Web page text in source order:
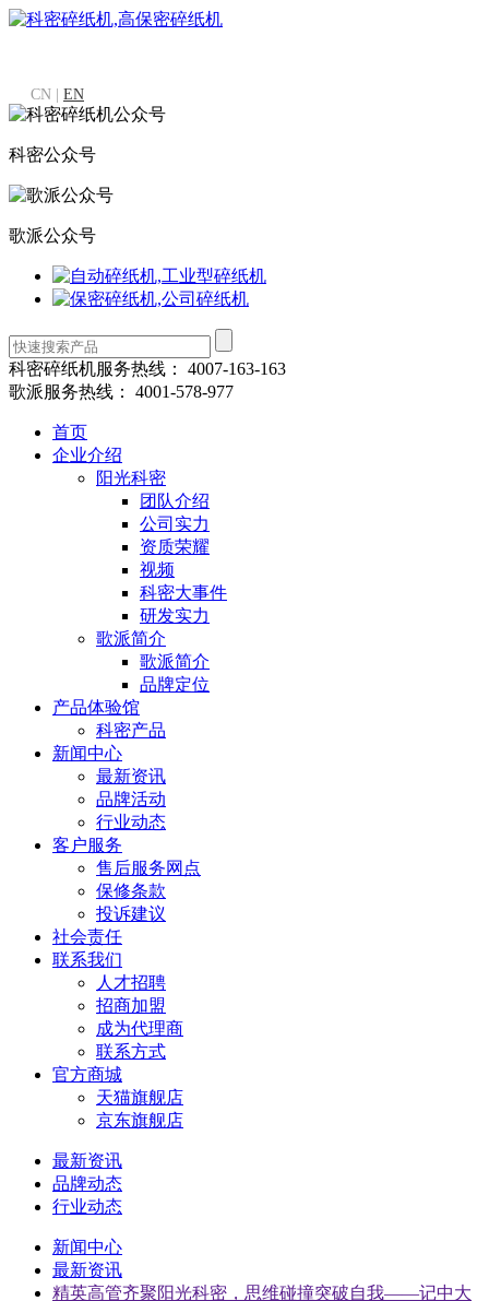
CN | EN
科密公众号
歌派公众号
科密碎纸机服务热线：
4007-163-163
歌派服务热线：
4001-578-977
首页
企业介绍
阳光科密
团队介绍
公司实力
资质荣耀
视频
科密大事件
研发实力
歌派简介
歌派简介
品牌定位
产品体验馆
科密产品
新闻中心
最新资讯
品牌活动
行业动态
客户服务
售后服务网点
保修条款
投诉建议
社会责任
联系我们
人才招聘
招商加盟
成为代理商
联系方式
官方商城
天猫旗舰店
京东旗舰店
最新资讯
品牌动态
行业动态
新闻中心
最新资讯
精英高管齐聚阳光科密，思维碰撞突破自我——记中大